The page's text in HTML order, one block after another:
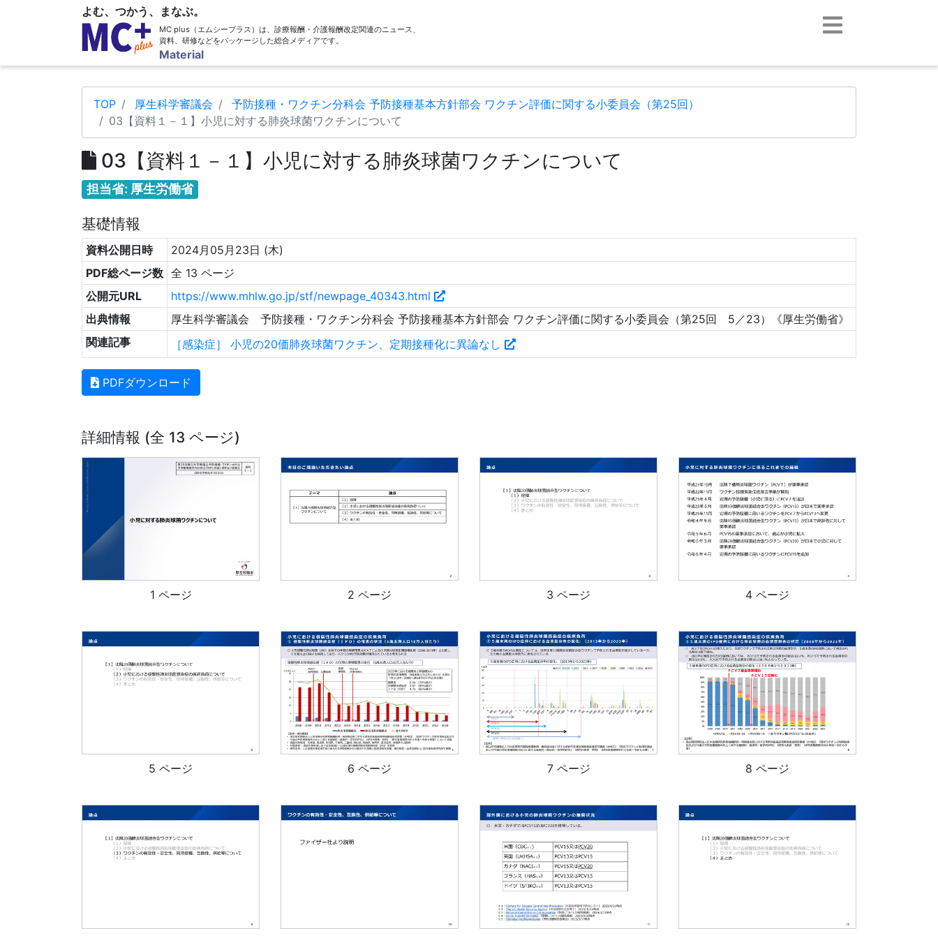
よむ、つかう、まなぶ。
MC plus（エムシープラス）は、診療報酬・介護報酬改定関連のニュース、
資料、研修などをパッケージした総合メディアです。
Material
TOP 厚生科学審議会
予防接種・ワクチン分科会 予防接種基本方針部会 ワクチン評価に関する小委員会（第25回）
03【資料１－１】小児に対する肺炎球菌ワクチンについて
03【資料１－１】小児に対する肺炎球菌ワクチンについて
担当省: 厚生労働省
基礎情報
資料公開日時
2024月05月23日 (木)
PDF総ページ数 全 13 ページ
公開元URL
https://www.mhlw.go.jp/stf/newpage_40343.html
出典情報
厚生科学審議会 予防接種・ワクチン分科会 予防接種基本方針部会 ワクチン評価に関する小委員会（第25回 5／23）《厚生労働省》
関連記事
［感染症］ 小児の20価肺炎球菌ワクチン、定期接種化に異論なし
PDFダウンロード
詳細情報 (全 13 ページ)
1 ページ 2 ページ 3 ページ 4 ページ
5 ページ 6 ページ 7 ページ 8 ページ